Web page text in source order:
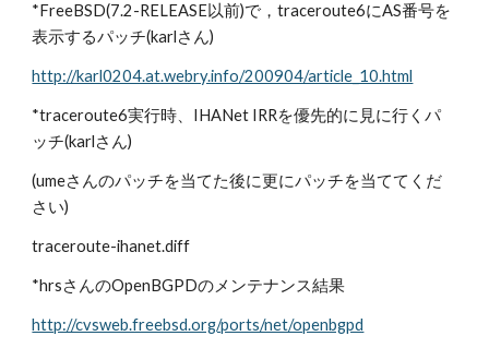
*FreeBSD(7.2-RELEASE以前)で，traceroute6にAS番号を
表示するパッチ(karlさん)
http://karl0204.at.webry.info/200904/article_10.html
*traceroute6実行時、IHANet IRRを優先的に見に行くパ
ッチ(karlさん)
(umeさんのパッチを当てた後に更にパッチを当ててくだ
さい)
traceroute-ihanet.diff
*hrsさんのOpenBGPDのメンテナンス結果
http://cvsweb.freebsd.org/ports/net/openbgpd